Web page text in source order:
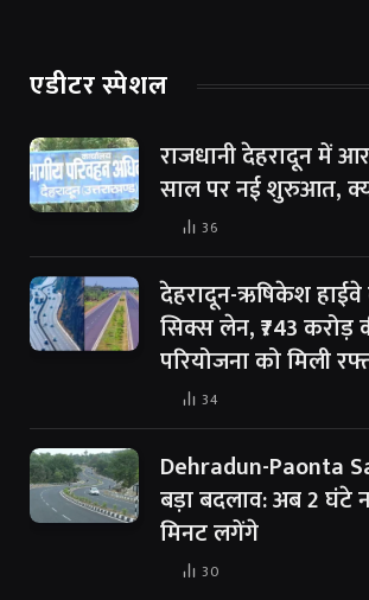
एडीटर स्पेशल
राजधानी देहरादून में
साल पर नई शुरुआत,
36
देहरादून-ऋषिकेश हाईवे
सिक्स लेन, ₹743 करोड़
परियोजना को मिली
34
Dehradun-Paonta
बड़ा बदलाव: अब 2 घंटे
मिनट लगेंगे
30